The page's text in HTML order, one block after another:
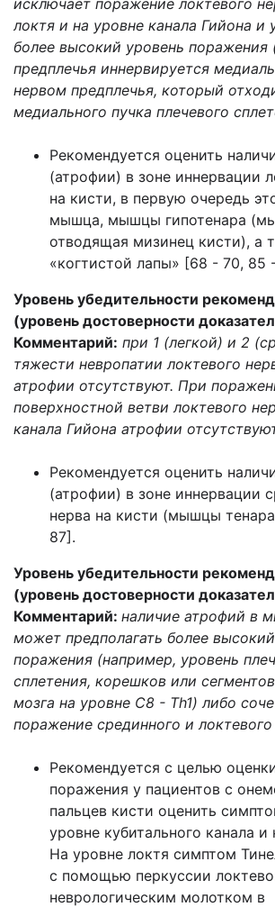
исключает поражение локтевого
локтя и на уровне канала Гийона и
более высокий уровень поражения
предплечья иннервируется
нервом предплечья, который
медиального пучка плечевого
Рекомендуется оценить
(атрофии) в зоне иннервации
на кисти, в первую очередь
мышца, мышцы гипотенара
отводящая мизинец кисти), а
«когтистой лапы» [68 - 70, 85
Уровень убедительности
(уровень достоверности
Комментарий: при 1 (легкой) и 2
тяжести невропатии локтевого
атрофии отсутствуют. При
поверхностной ветви локтевого
канала Гийона атрофии
Рекомендуется оценить
(атрофии) в зоне иннервации
нерва на кисти (мышцы
87].
Уровень убедительности
(уровень достоверности
Комментарий: наличие атрофий в
может предполагать более
поражения (например, уровень
сплетения, корешков или
мозга на уровне C8 - Th1) либо
поражение срединного и локтевого
Рекомендуется с целью
поражения у пациентов с
пальцев кисти оценить
уровне кубитального канала и
На уровне локтя симптом
с помощью перкуссии
неврологическим молотком в